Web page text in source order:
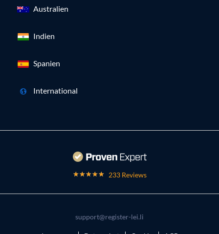
Australien
Indien
Spanien
International
233 Reviews
support@register-lei.li